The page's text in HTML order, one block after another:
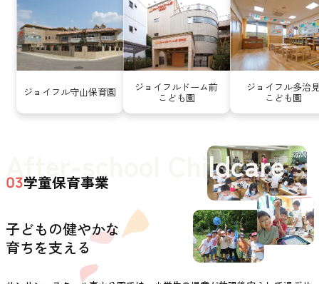
ジョイフル守山保育園 ジョイフルドーム前
こども園
ジョイフル多治
こども園
After-school Childcare
03学童保育事業
子どもの健やかな
育ちを支える